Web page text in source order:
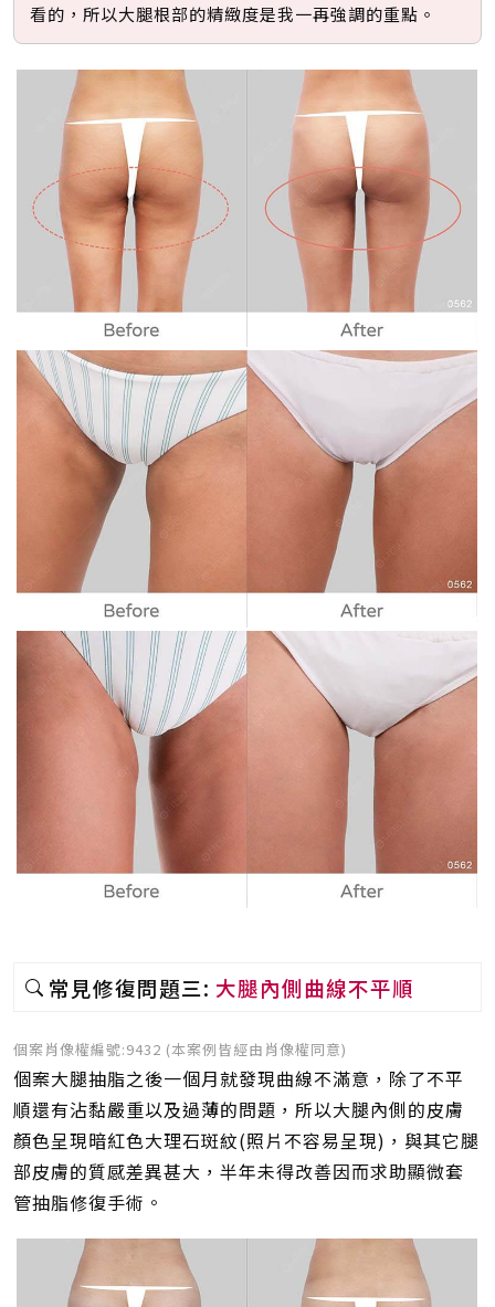
看的，所以大腿根部的精緻度是我一再強調的重點。
常見修復問題三: 大腿內側曲線不平順
個案肖像權編號:9432 (本案例皆經由肖像權同意)
個案大腿抽脂之後一個月就發現曲線不滿意，除了不平
順還有沾黏嚴重以及過薄的問題，所以大腿內側的皮膚
顏色呈現暗紅色大理石斑紋(照片不容易呈現)，與其它腿
部皮膚的質感差異甚大，半年未得改善因而求助顯微套
管抽脂修復手術。